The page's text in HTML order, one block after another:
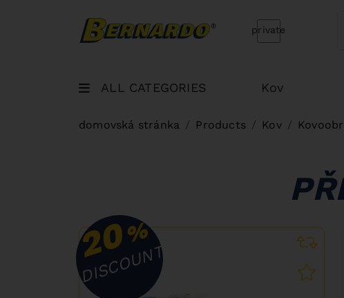
Bernardo Home
private
ALL CATEGORIES Kov
domovská stránka Products Kov
20%
DISCOUNT